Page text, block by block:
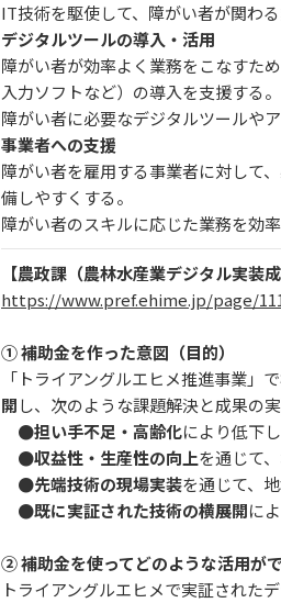
IT技術を駆使して、障がい者が関わ
デジタルツールの導入・活用
障がい者が効率よく業務をこなすた
入力ソフトなど）の導入を支援する。
障がい者に必要なデジタルツールや
事業者への支援
障がい者を雇用する事業者に対して
備しやすくする。
障がい者のスキルに応じた業務を効
【農政課（農林水産業デジタル実装
https://www.pref.ehime.jp/page/
① 補助金を作った意図（目的）
「トライアングルエヒメ推進事業」
開し、次のような課題解決と成果の
●担い手不足・高齢化により低下
●収益性・生産性の向上を通じて
●先端技術の現場実装を通じて、
●既に実証された技術の横展開に
② 補助金を使ってどのような活用が
トライアングルエヒメで実証された